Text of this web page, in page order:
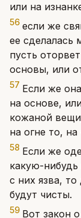
или на
56 если же
ее сделалась
пусть
основы, или
57 Если же
на основе,
кожаной
на огне то, на
58 Если же
какую-
с них язва,
будут чисты.
59 Вот закон